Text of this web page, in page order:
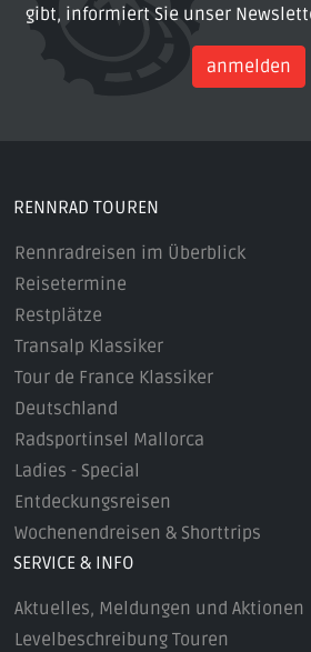
gibt, informiert Sie unser
anmelden
RENNRAD TOUREN
Rennradreisen im Überblick
Reisetermine
Restplätze
Transalp Klassiker
Tour de France Klassiker
Deutschland
Radsportinsel Mallorca
Ladies - Special
Entdeckungsreisen
Wochenendreisen & Shorttrips
SERVICE & INFO
Aktuelles, Meldungen und Aktionen
Levelbeschreibung Touren